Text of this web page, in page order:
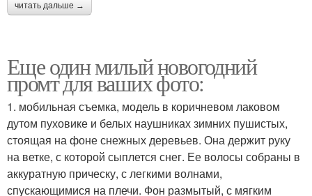
читать дальше →
Еще один милый новогодний
промт для ваших фото:
1. мобильная съемка, модель в коричневом лаковом
дутом пуховике и белых наушниках зимних пушистых,
стоящая на фоне снежных деревьев. Она держит руку
на ветке, с которой сыплется снег. Ее волосы собраны в
аккуратную прическу, с легкими волнами,
спускающимися на плечи. Фон размытый, с мягким